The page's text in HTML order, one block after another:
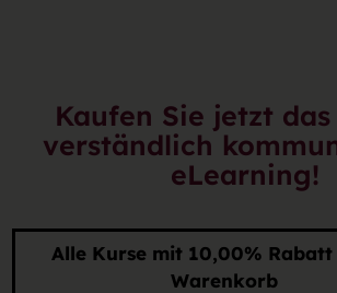
Kaufen Sie jetzt
verständlich
eLearning!
Alle Kurse mit 10,00% Rabatt
Warenkorb